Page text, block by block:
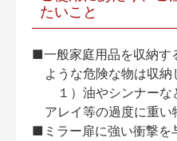
たいこと
■一般家庭用品を収納す
ような危険な物は収納
１）油やシンナー
アレイ等の過度に重
■ミラー扉に強い衝撃を